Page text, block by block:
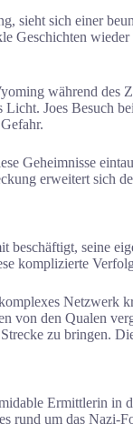
sieht sich einer
Geschichten
während
Joes Besuch
Geheimnisse
erweitert sich
beschäftigt, seine
komplizierte
Netzwerk
von den Qualen
zu bringen.
Ermittlerin in
rund um das Nazi-